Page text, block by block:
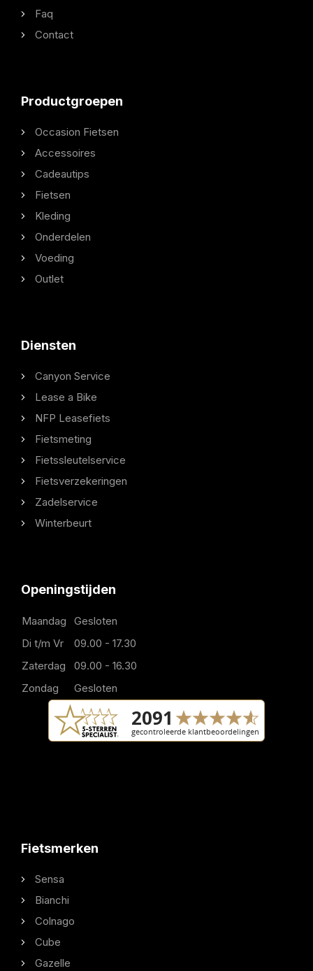
Faq
Contact
Productgroepen
Occasion Fietsen
Accessoires
Cadeautips
Fietsen
Kleding
Onderdelen
Voeding
Outlet
Diensten
Canyon Service
Lease a Bike
NFP Leasefiets
Fietsmeting
Fietssleutelservice
Fietsverzekeringen
Zadelservice
Winterbeurt
Openingstijden
Maandag
Gesloten
Di t/m Vr
09.00 - 17.30
Zaterdag
09.00 - 16.30
Zondag
Gesloten
Fietsmerken
Sensa
Bianchi
Colnago
Cube
Gazelle